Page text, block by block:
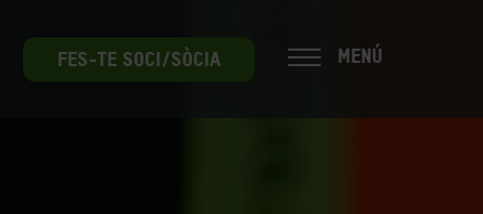
FES-TE SOCI/SÒCIA MENÚ